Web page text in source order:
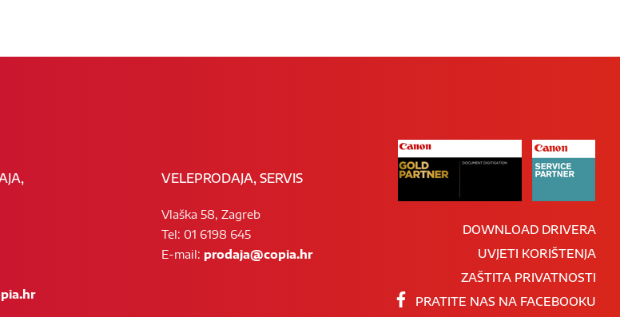
VELEPRODAJA, SERVIS
Vlaška 58, Zagreb
Tel: 01 6198 645
E-mail: prodaja@copia.hr
DOWNLOAD DRIVERA
UVJETI KORIŠTENJA
ZAŠTITA PRIVATNOSTI
PRATITE NAS NA FACEBOOKU